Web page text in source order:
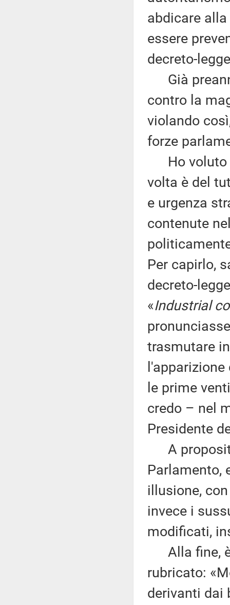
abdicare
essere
decreto-
Già
contro la
violando
forze
Ho voluto
volta è del
e urgenza
contenute
Per capirlo,
decreto-
«Industrial
trasmutare
le prime
credo – nel
Presidente
A
Parlamento,
illusione,
invece i
modificati,
Alla fine, è
rubricato:
derivanti dai